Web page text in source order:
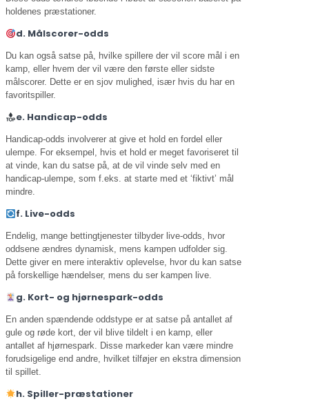
holdenes præstationer.
d. Målscorer-odds
Du kan også satse på, hvilke spillere der vil score mål i en
kamp, eller hvem der vil være den første eller sidste
målscorer. Dette er en sjov mulighed, især hvis du har en
favoritspiller.
e. Handicap-odds
Handicap-odds involverer at give et hold en fordel eller
ulempe. For eksempel, hvis et hold er meget favoriseret til
at vinde, kan du satse på, at de vil vinde selv med en
handicap-ulempe, som f.eks. at starte med et ‘fiktivt’ mål
mindre.
f. Live-odds
Endelig, mange bettingtjenester tilbyder live-odds, hvor
oddsene ændres dynamisk, mens kampen udfolder sig.
Dette giver en mere interaktiv oplevelse, hvor du kan satse
på forskellige hændelser, mens du ser kampen live.
g. Kort- og hjørnespark-odds
En anden spændende oddstype er at satse på antallet af
gule og røde kort, der vil blive tildelt i en kamp, eller
antallet af hjørnespark. Disse markeder kan være mindre
forudsigelige end andre, hvilket tilføjer en ekstra dimension
til spillet.
h. Spiller-præstationer